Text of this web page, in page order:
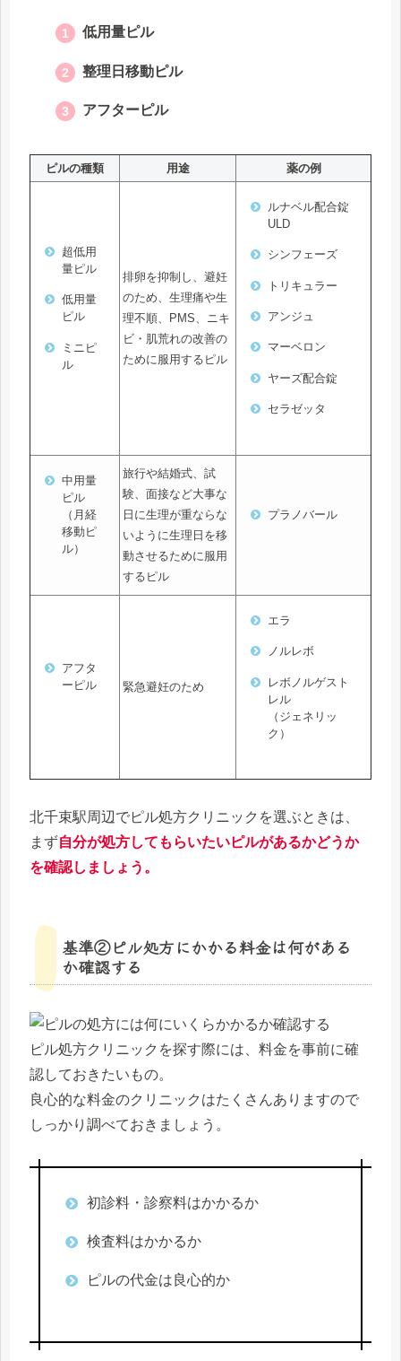
低用量ピル
整理日移動ピル
アフターピル
ピルの種類 用途 薬の例
超低用
量ピル
低用量
ピル
ミニピ
ル
排卵を抑制し、避妊
のため、生理痛や生
理不順、PMS、ニキ
ビ・肌荒れの改善の
ために服用するピル
ルナベル配合錠
ULD
シンフェーズ
トリキュラー
アンジュ
マーベロン
ヤーズ配合錠
セラゼッタ
中用量
ピル
（月経
移動ピ
ル）
旅行や結婚式、試
験、面接など大事な
日に生理が重ならな
いように生理日を移
動させるために服用
するピル
プラノバール
アフタ
ーピル
緊急避妊のため
エラ
ノルレボ
レボノルゲスト
レル
（ジェネリッ
ク）
北千束駅周辺でピル処方クリニックを選ぶときは、
まず自分が処方してもらいたいピルがあるかどうか
を確認しましょう。
基準②ピル処方にかかる料金は何がある
か確認する
ピル処方クリニックを探す際には、料金を事前に確
認しておきたいもの。
良心的な料金のクリニックはたくさんありますので
しっかり調べておきましょう。
初診料・診察料はかかるか
検査料はかかるか
ピルの代金は良心的か